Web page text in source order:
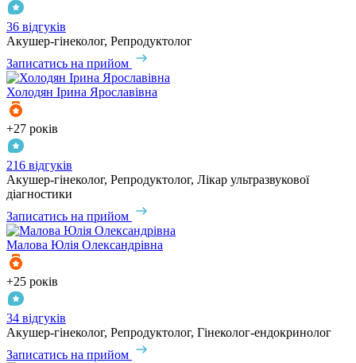
36 відгуків
Акушер-гінеколог, Репродуктолог
Записатись на прийом
Холодян Ірина Ярославівна
+27 років
216 відгуків
Акушер-гінеколог, Репродуктолог, Лікар ультразвукової
діагностики
Записатись на прийом
Малова Юлія Олександрівна
+25 років
34 відгуків
Акушер-гінеколог, Репродуктолог, Гінеколог-ендокринолог
Записатись на прийом